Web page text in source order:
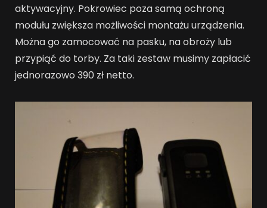
aktywacyjny. Pokrowiec poza samą ochroną
modułu zwiększa możliwości montażu urządzenia.
Można go zamocować na pasku, na obroży lub
przypiąć do torby. Za taki zestaw musimy zapłacić
jednorazowo 390 zł netto.